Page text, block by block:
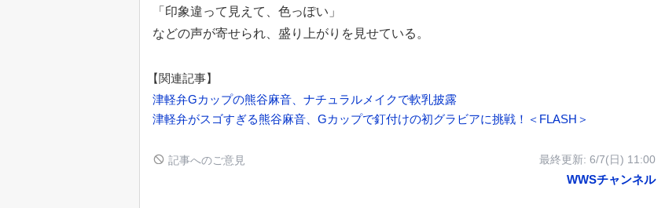
「印象違って見えて、色っぽい」
などの声が寄せられ、盛り上がりを見せている。
【関連記事】
津軽弁Gカップの熊谷麻音、ナチュラルメイクで軟乳披露
津軽弁がスゴすぎる熊谷麻音、Gカップで釘付けの初グラビアに挑戦！＜FLASH＞
記事へのご意見 最終更新: 6/7(日) 11:00
WWSチャンネル